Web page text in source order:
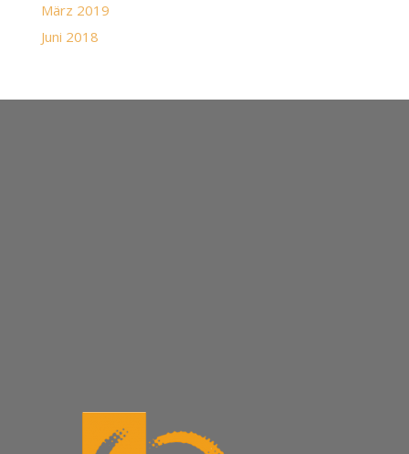
März 2019
Juni 2018